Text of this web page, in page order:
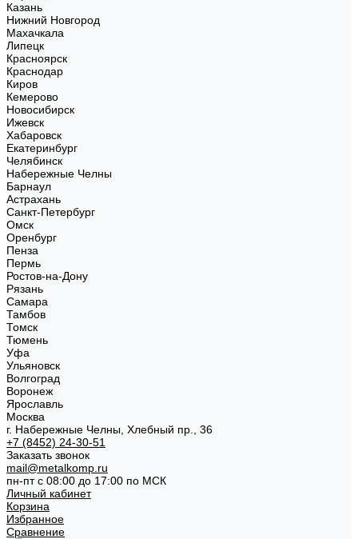
Казань
Нижний Новгород
Махачкала
Липецк
Красноярск
Краснодар
Киров
Кемерово
Новосибирск
Ижевск
Хабаровск
Екатеринбург
Челябинск
Набережные Челны
Барнаул
Астрахань
Санкт-Петербург
Омск
Оренбург
Пенза
Пермь
Ростов-на-Дону
Рязань
Самара
Тамбов
Томск
Тюмень
Уфа
Ульяновск
Волгоград
Воронеж
Ярославль
Москва
г. Набережные Челны, Хлебный пр., 36
+7 (8452) 24-30-51
Заказать звонок
mail@metalkomp.ru
пн-пт с 08:00 до 17:00 по МСК
Личный кабинет
Корзина
Избранное
Сравнение